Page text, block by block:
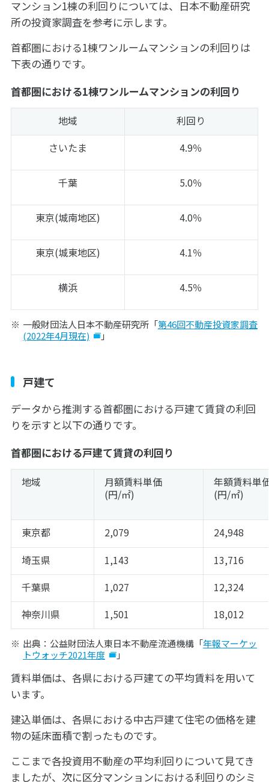
マンション1棟の利回りについては、日本不動産研究
所の投資家調査を参考に示します。
首都圏における1棟ワンルームマンションの利回りは
下表の通りです。
首都圏における1棟ワンルームマンションの利回り
地域
利回り
さいたま
4.9％
千葉 5.0％
東京(城南地区) 4.0％
東京(城東地区) 4.1％
横浜 4.5％
一般財団法人日本不動産研究所「第46回不動産投資家調査
(2022年4月現在)
」
戸建て
データから推測する首都圏における戸建て賃貸の利回
りを示すと以下の通りです。
首都圏における戸建て賃貸の利回り
地域
月額賃料単価
(円/㎡)
年額賃料単
(円/㎡)
東京都 2,079
24,948
埼玉県
1,143
13,716
千葉県
1,027
12,324
神奈川県
1,501 18,012
出典：公益財団法人東日本不動産流通機構「年報マーケッ
トウォッチ2021年度
」
賃料単価は、各県における戸建ての平均賃料を用いて
います。
建込単価は、各県における中古戸建て住宅の価格を建
物の延床面積で割ったものです。
ここまで各投資用不動産の平均利回りについて見てき
ましたが、次に区分マンションにおける利回りのシミ